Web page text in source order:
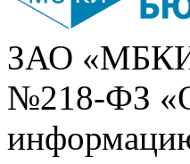
ЗАО
№218-ФЗ